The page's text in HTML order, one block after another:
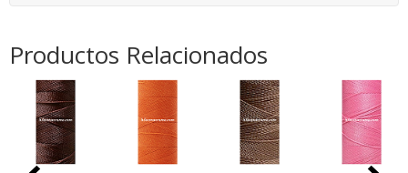
Productos Relacionados